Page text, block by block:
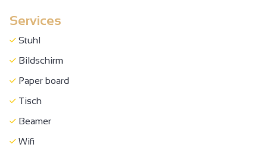
Services
Stuhl
Bildschirm
Paper board
Tisch
Beamer
Wifi